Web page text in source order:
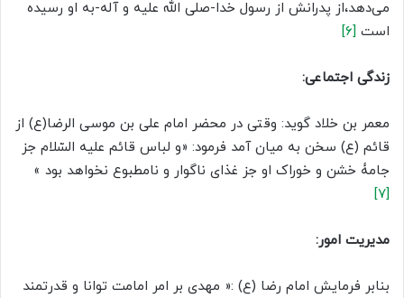
مى‌دهد،از پدرانش از رسول خدا-صلى اللّه علیه و آله-به او رسیده
است [۶]
زندگی اجتماعی:
معمر بن خلاد گوید: وقتی در محضر امام علی بن موسی الرضا(ع) از
قائم (ع) سخن به میان آمد فرمود: «و لباس قائم علیه السّلام جز
جامۀ خشن و خوراک او جز غذاى ناگوار و نامطبوع نخواهد بود »
[۷]
مدیریت امور:
بنابر فرمایش امام رضا (ع) :« مهدی بر امر امامت توانا و قدرتمند